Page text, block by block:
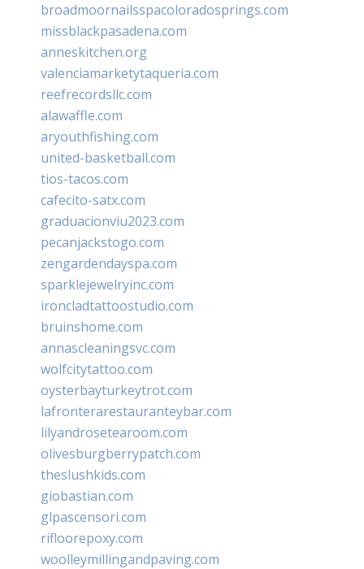
broadmoornailsspacoloradosprings.com
missblackpasadena.com
anneskitchen.org
valenciamarketytaqueria.com
reefrecordsllc.com
alawaffle.com
aryouthfishing.com
united-basketball.com
tios-tacos.com
cafecito-satx.com
graduacionviu2023.com
pecanjackstogo.com
zengardendayspa.com
sparklejewelryinc.com
ironcladtattoostudio.com
bruinshome.com
annascleaningsvc.com
wolfcitytattoo.com
oysterbayturkeytrot.com
lafronterarestauranteybar.com
lilyandrosetearoom.com
olivesburgberrypatch.com
theslushkids.com
giobastian.com
glpascensori.com
rifloorepoxy.com
woolleymillingandpaving.com